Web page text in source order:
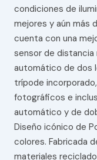
condiciones de
mejores y aún más
cuenta con una
sensor de distancia
automático de dos
trípode
fotográficos e
automático y de
Diseño icónico de
colores. Fabricada
materiales